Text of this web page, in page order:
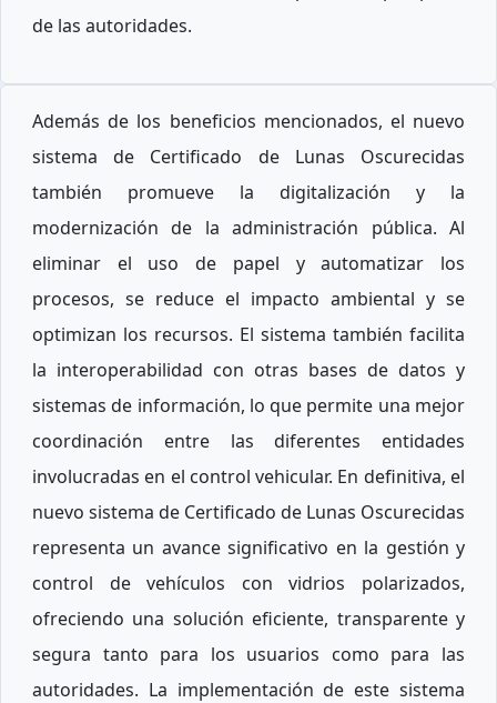
de las autoridades.
Además de los beneficios mencionados, el nuevo
sistema de Certificado de Lunas Oscurecidas
también promueve la digitalización y la
modernización de la administración pública. Al
eliminar el uso de papel y automatizar los
procesos, se reduce el impacto ambiental y se
optimizan los recursos. El sistema también facilita
la interoperabilidad con otras bases de datos y
sistemas de información, lo que permite una mejor
coordinación entre las diferentes entidades
involucradas en el control vehicular. En definitiva, el
nuevo sistema de Certificado de Lunas Oscurecidas
representa un avance significativo en la gestión y
control de vehículos con vidrios polarizados,
ofreciendo una solución eficiente, transparente y
segura tanto para los usuarios como para las
autoridades. La implementación de este sistema